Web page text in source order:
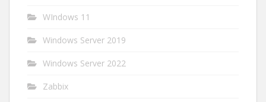
WIndows 11
Windows Server 2019
Windows Server 2022
Zabbix